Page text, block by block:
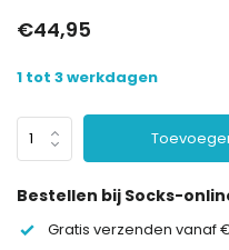
€44,95
1 tot 3 werkdagen
Bestellen bij Socks-
Gratis verzenden vanaf